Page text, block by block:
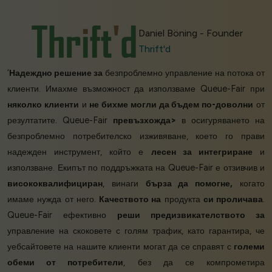
Daniel Böning - Founder
Thrift'd
‘Надеждно решение за безпроблемно управление на потока от
клиенти. Имахме възможност да използваме Queue-Fair при
няколко клиенти и не бихме могли да бъдем по-доволни от
резултатите. Queue-Fair превъзхожда> в осигуряването на
безпроблемно потребителско изживяване, което го прави
надежден инструмент, който е лесен за интегриране и
използване. Екипът по поддръжката на Queue-Fair е отзивчив и
висококвалифициран, винаги бърза да помогне, когато
имаме нужда от него. Качеството на продукта си проличава.
Queue-Fair ефективно реши предизвикателството за
управление на скоковете с голям трафик, като гарантира, че
уебсайтовете на нашите клиенти могат да се справят с големи
обеми от потребители, без да се компрометира